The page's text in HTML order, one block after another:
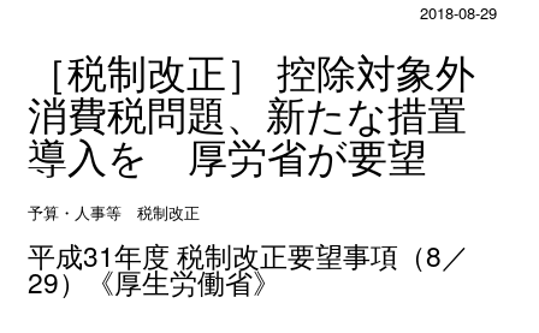
2018-08-29
［税制改正］ 控除対象外
消費税問題、新たな措置
導入を 厚労省が要望
予算・人事等 税制改正
平成31年度 税制改正要望事項（8／
29）《厚生労働省》